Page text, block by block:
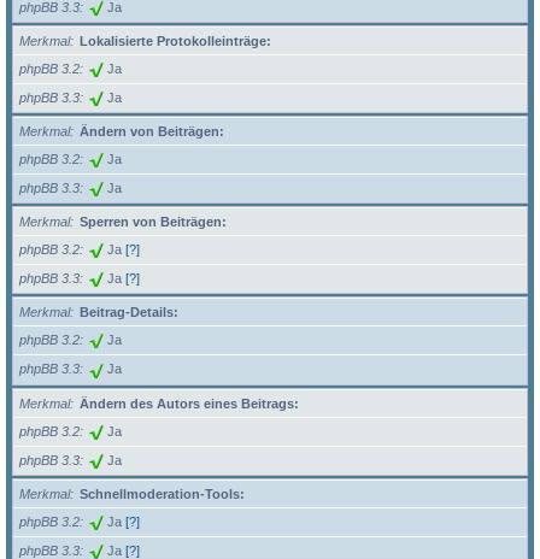
phpBB 3.3 Ja
Merkmal
Lokalisierte Protokolleinträge:
phpBB 3.2
Ja
phpBB 3.3 Ja
Merkmal
Ändern von Beiträgen:
phpBB 3.2
Ja
phpBB 3.3 Ja
Merkmal
Sperren von Beiträgen:
phpBB 3.2
Ja [?]
phpBB 3.3 Ja [?]
Merkmal
Beitrag-Details:
phpBB 3.2
Ja
phpBB 3.3 Ja
Merkmal
Ändern des Autors eines Beitrags:
phpBB 3.2
Ja
phpBB 3.3 Ja
Merkmal
Schnellmoderation-Tools:
phpBB 3.2
Ja [?]
phpBB 3.3 Ja [?]